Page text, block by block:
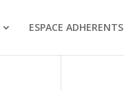
ESPACE ADHERENTS